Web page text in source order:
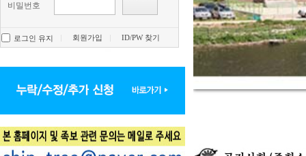
비밀번호
로그인 유지 회원가입 ID/PW 찾기